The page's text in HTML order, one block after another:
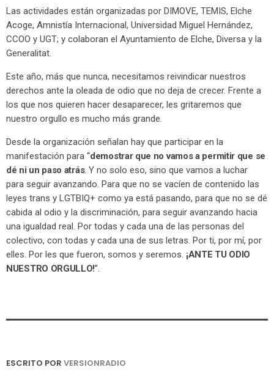
Las actividades están organizadas por DIMOVE, TEMIS, Elche
Acoge, Amnistía Internacional, Universidad Miguel Hernández,
CCOO y UGT; y colaboran el Ayuntamiento de Elche, Diversa y la
Generalitat.
Este año, más que nunca, necesitamos reivindicar nuestros
derechos ante la oleada de odio que no deja de crecer. Frente a
los que nos quieren hacer desaparecer, les gritaremos que
nuestro orgullo es mucho más grande.
Desde la organización señalan hay que participar en la
manifestación para “demostrar que no vamos a permitir que se
dé ni un paso atrás. Y no solo eso, sino que vamos a luchar
para seguir avanzando. Para que no se vacíen de contenido las
leyes trans y LGTBIQ+ como ya está pasando, para que no se dé
cabida al odio y la discriminación, para seguir avanzando hacia
una igualdad real. Por todas y cada una de las personas del
colectivo, con todas y cada una de sus letras. Por ti, por mí, por
elles. Por les que fueron, somos y seremos. ¡ANTE TU ODIO
NUESTRO ORGULLO!”.
ESCRITO POR VERSIONRADIO